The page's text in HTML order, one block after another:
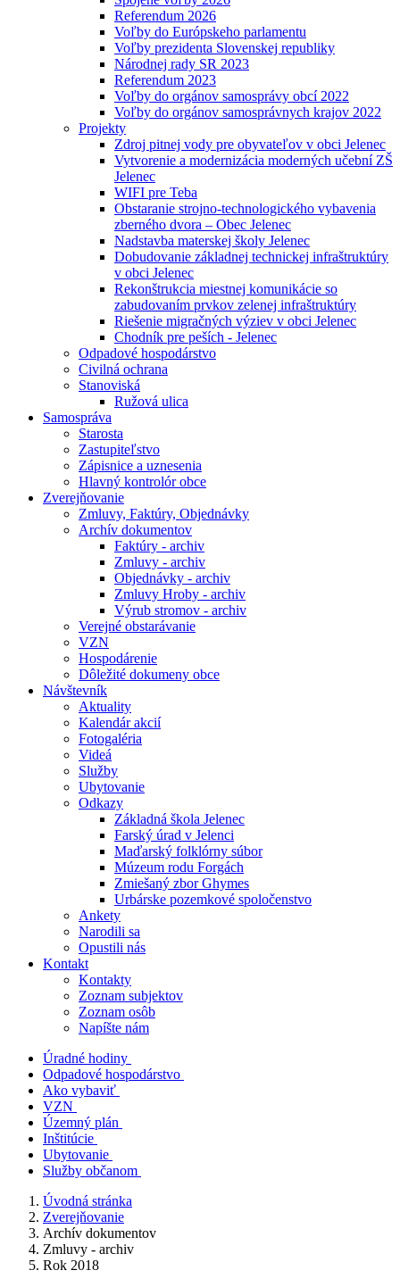
Referendum 2026
Voľby do Európskeho parlamentu
Voľby prezidenta Slovenskej republiky
Národnej rady SR 2023
Referendum 2023
Voľby do orgánov samosprávy obcí 2022
Voľby do orgánov samosprávnych krajov 2022
Projekty
Zdroj pitnej vody pre obyvateľov v obci Jelenec
Vytvorenie a modernizácia moderných učební ZŠ
Jelenec
WIFI pre Teba
Obstaranie strojno-technologického vybavenia
zberného dvora – Obec Jelenec
Nadstavba materskej školy Jelenec
Dobudovanie základnej technickej infraštruktúry
v obci Jelenec
Rekonštrukcia miestnej komunikácie so
zabudovaním prvkov zelenej infraštruktúry
Riešenie migračných výziev v obci Jelenec
Chodník pre peších - Jelenec
Odpadové hospodárstvo
Civilná ochrana
Stanoviská
Ružová ulica
Samospráva
Starosta
Zastupiteľstvo
Zápisnice a uznesenia
Hlavný kontrolór obce
Zverejňovanie
Zmluvy, Faktúry, Objednávky
Archív dokumentov
Faktúry - archiv
Zmluvy - archiv
Objednávky - archiv
Zmluvy Hroby - archiv
Výrub stromov - archiv
Verejné obstarávanie
VZN
Hospodárenie
Dôležité dokumeny obce
Návštevník
Aktuality
Kalendár akcií
Fotogaléria
Videá
Služby
Ubytovanie
Odkazy
Základná škola Jelenec
Farský úrad v Jelenci
Maďarský folklórny súbor
Múzeum rodu Forgách
Zmiešaný zbor Ghymes
Urbárske pozemkové spoločenstvo
Ankety
Narodili sa
Opustili nás
Kontakt
Kontakty
Zoznam subjektov
Zoznam osôb
Napíšte nám
Úradné hodiny
Odpadové hospodárstvo
Ako vybaviť
VZN
Územný plán
Inštitúcie
Ubytovanie
Služby občanom
Úvodná stránka
Zverejňovanie
Archív dokumentov
Zmluvy - archiv
Rok 2018